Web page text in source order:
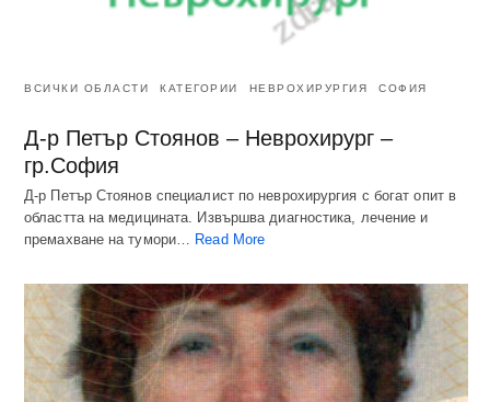
ВСИЧКИ ОБЛАСТИ КАТЕГОРИИ НЕВРОХИРУРГИЯ СОФИЯ
Д-р Петър Стоянов – Неврохирург –
гр.София
Д-р Петър Стоянов специалист по неврохирургия с богат опит в
областта на медицината. Извършва диагностика, лечение и
премахване на тумори…
Read More